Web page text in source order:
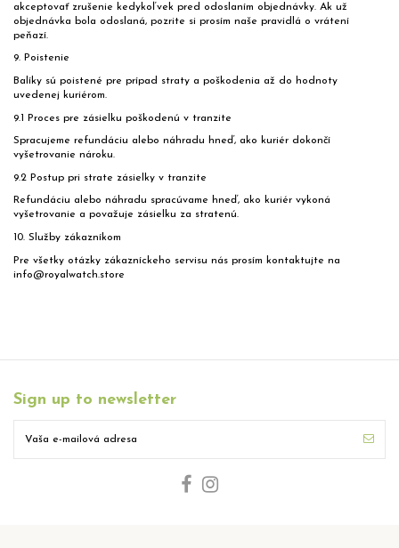
akceptovať zrušenie kedykoľvek pred odoslaním objednávky. Ak už
objednávka bola odoslaná, pozrite si prosím naše pravidlá o vrátení
peňazí.
9. Poistenie
Balíky sú poistené pre prípad straty a poškodenia až do hodnoty
uvedenej kuriérom.
9.1 Proces pre zásielku poškodenú v tranzite
Spracujeme refundáciu alebo náhradu hneď, ako kuriér dokončí
vyšetrovanie nároku.
9.2 Postup pri strate zásielky v tranzite
Refundáciu alebo náhradu spracúvame hneď, ako kuriér vykoná
vyšetrovanie a považuje zásielku za stratenú.
10. Služby zákazníkom
Pre všetky otázky zákazníckeho servisu nás prosím kontaktujte na
info@royalwatch.store
Sign up to newsletter